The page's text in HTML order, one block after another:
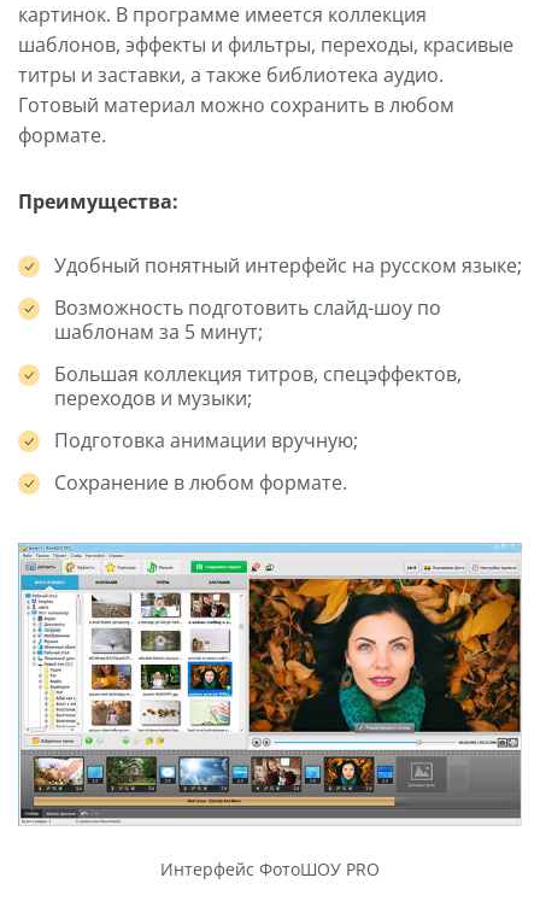
картинок. В программе имеется коллекция
шаблонов, эффекты и фильтры, переходы, красивые
титры и заставки, а также библиотека аудио.
Готовый материал можно сохранить в любом
формате.
Преимущества:
Удобный понятный интерфейс на русском языке;
Возможность подготовить слайд-шоу по
шаблонам за 5 минут;
Большая коллекция титров, спецэффектов,
переходов и музыки;
Подготовка анимации вручную;
Сохранение в любом формате.
Интерфейс ФотоШОУ PRO